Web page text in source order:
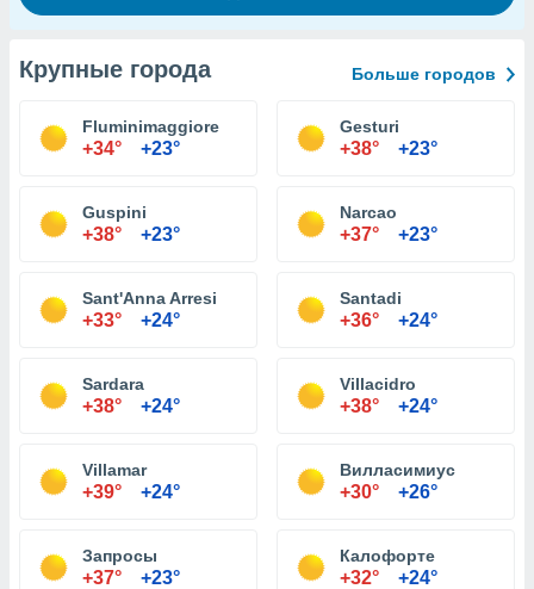
Крупные города Больше городов
Fluminimaggiore
+34° +23°
Gesturi
+38° +23°
Guspini
+38° +23°
Narcao
+37° +23°
Sant'Anna Arresi
+33° +24°
Santadi
+36° +24°
Sardara
+38° +24°
Villacidro
+38° +24°
Villamar
+39° +24°
Вилласимиус
+30° +26°
Запросы
+37° +23°
Калофорте
+32° +24°